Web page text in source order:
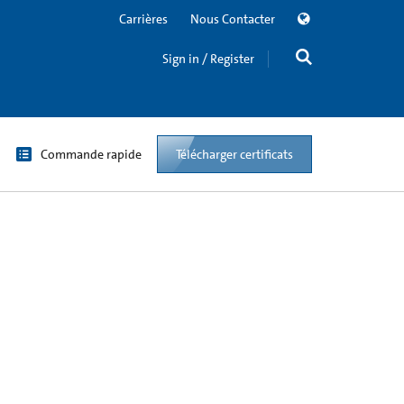
Carrières Nous Contacter
Sign in / Register
Commande rapide Télécharger certificats